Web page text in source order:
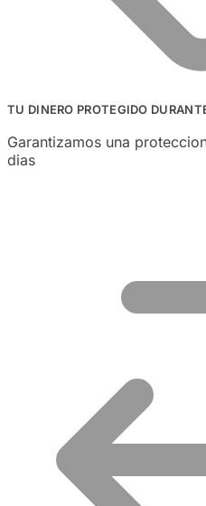
TU DINERO PROTEGIDO
Garantizamos una
dias